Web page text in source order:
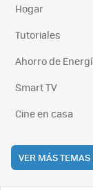
Hogar
Tutoriales
Ahorro de
Smart TV
Cine en casa
VER MÁS TEMAS